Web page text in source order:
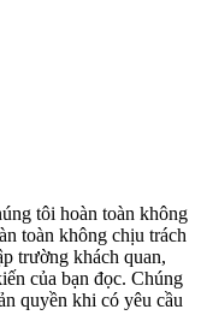
tôi hoàn toàn không
toàn không chịu trách
trường khách quan,
của bạn đọc. Chúng
quyền khi có yêu cầu